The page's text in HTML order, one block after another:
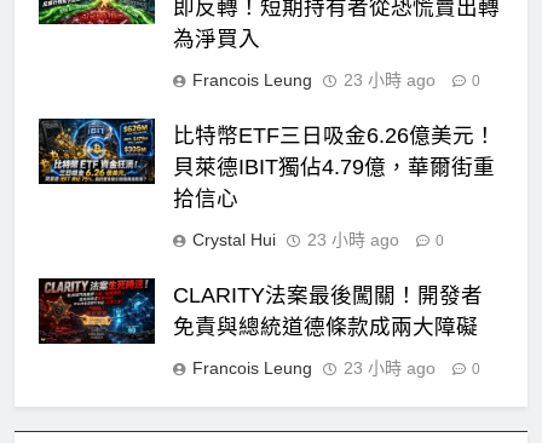
即反轉！短期持有者從恐慌賣出轉
為淨買入
Francois Leung 23 小時 ago 0
比特幣ETF三日吸金6.26億美元！
貝萊德IBIT獨佔4.79億，華爾街重
拾信心
Crystal Hui 23 小時 ago 0
CLARITY法案最後闖關！開發者
免責與總統道德條款成兩大障礙
Francois Leung 23 小時 ago 0